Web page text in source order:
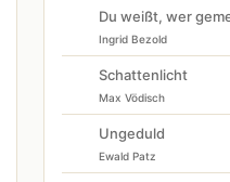
Du weißt, wer
Ingrid Bezold
Schattenlicht
Max Vödisch
Ungeduld
Ewald Patz